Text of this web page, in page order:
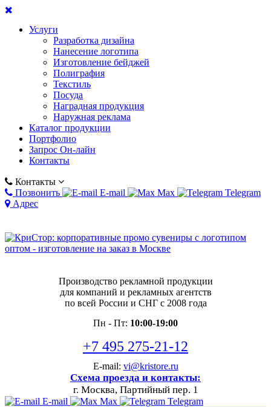
Услуги
Разработка дизайна
Нанесение логотипа
Изготовление бейджей
Полиграфия
Текстиль
Посуда
Наградная продукция
Наружная реклама
Каталог продукции
Портфолио
Запрос Он-лайн
Контакты
Контакты
Позвонить
E-mail Max
Telegram
Адрес
Производство рекламной продукции
для компаний и рекламных агентств
по всей России и СНГ с 2008 года
Пн - Пт: 10:00-19:00
+7 495 275-21-12
E-mail: vi@kristore.ru
Схема проезда и контакты:
г. Москва, Партийный пер. 1
E-mail Max Telegram